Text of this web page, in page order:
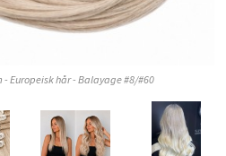
- Europeisk hår - Balayage #8/#60